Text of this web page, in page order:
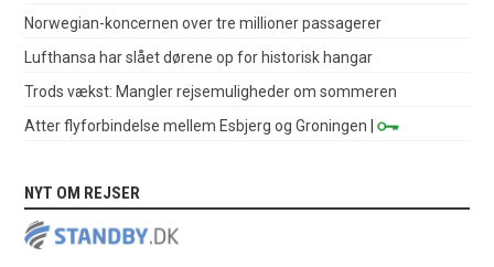
Norwegian-koncernen over tre millioner passagerer
Lufthansa har slået dørene op for historisk hangar
Trods vækst: Mangler rejsemuligheder om sommeren
Atter flyforbindelse mellem Esbjerg og Groningen |
NYT OM REJSER